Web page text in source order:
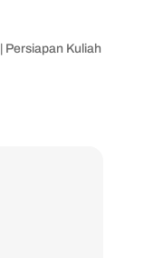
Persiapan Kuliah